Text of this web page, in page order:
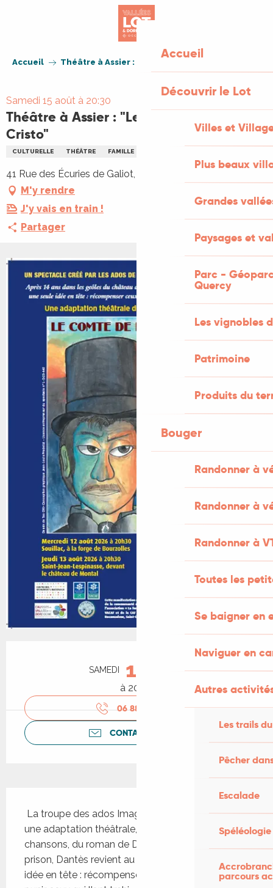
Accueil
Découvrir le Lot
Villes et
Plus beaux
Grandes
Paysages et
Parc -
Quercy
Les vignobles
Patrimoine
Produits du
Bouger
Randonner à
Randonner à
Randonner à
Toutes les
Se baigner en
Naviguer en
Autres
Les trails
Pêcher
Escalade
Spéléologie
parcours
Accueil Théâtre à Assier : "Le comte de Monte-Cristo"
Samedi 15 août à 20:30
Théâtre à Assier : "Le comte de Monte-
Cristo"
CULTURELLE THÉÂTRE FAMILLE
41 Rue des Écuries de Galiot, 46320 Assier
M'y rendre
J'y vais en train !
Partager
Ouverture et coordonnées
SAMEDI 15
à 20:30
06 88 17 22
CONTACTEZ-NOUS
une adaptation théâtrale, drôle, endiablée et en
chansons, du roman de Dumas. Après 14 ans de
prison, Dantès revient au monde avec une seule
idée en tête : récompenser ceux qui l’ont aidé,